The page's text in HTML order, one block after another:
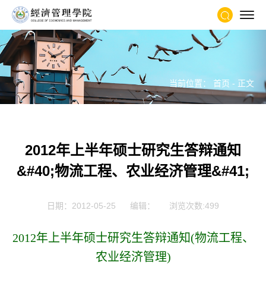
当前位置： 首页 - 正文
2012年上半年硕士研究生答辩通知
&#40;物流工程、农业经济管理&#41;
日期：2012-05-25 编辑： 浏览次数:499
2012年上半年硕士研究生答辩通知(物流工程、
农业经济管理)